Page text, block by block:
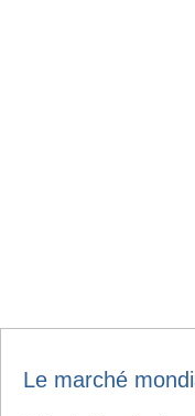
Le marché